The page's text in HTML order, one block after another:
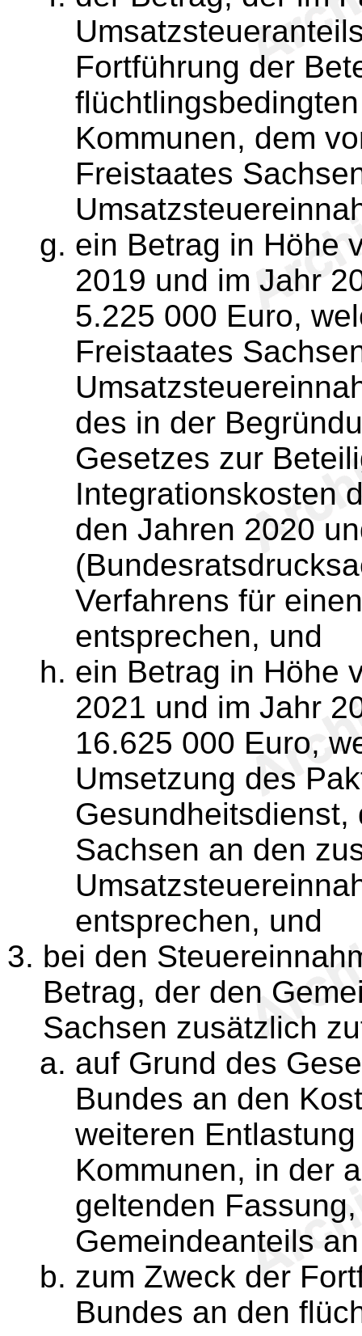
Fortführung der
Kommunen, dem
Freistaates
ein Betrag in Höhe
2019 und im Jahr
5.225 000 Euro,
Freistaates
des in der
Gesetzes zur
Integrationskosten
den Jahren 2020
Verfahrens für
entsprechen, und
ein Betrag in Höhe
2021 und im Jahr
16.625 000 Euro,
Umsetzung des
Sachsen an den
entsprechen, und
bei den
Betrag, der den
Sachsen zusätzlich
auf Grund des
Bundes an den
weiteren
Kommunen, in der
geltenden
Gemeindeanteils
zum Zweck der
Bundes an den